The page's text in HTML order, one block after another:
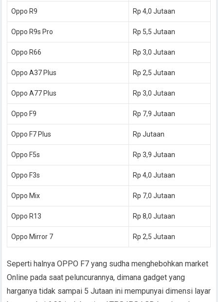
Oppo R9 Rp 4,0 Jutaan
Oppo R9s Pro Rp 5,5 Jutaan
Oppo R66 Rp 3,0 Jutaan
Oppo A37 Plus Rp 2,5 Jutaan
Oppo A77 Plus Rp 3,0 Jutaan
Oppo F9 Rp 7,9 Jutaan
Oppo F7 Plus Rp Jutaan
Oppo F5s Rp 3,9 Jutaan
Oppo F3s Rp 4,0 Jutaan
Oppo Mix Rp 7,0 Jutaan
Oppo R13 Rp 8,0 Jutaan
Oppo Mirror 7 Rp 2,5 Jutaan
Seperti halnya OPPO F7 yang sudha menghebohkan market
Online pada saat peluncurannya, dimana gadget yang
harganya tidak sampai 5 Jutaan ini mempunyai dimensi layar